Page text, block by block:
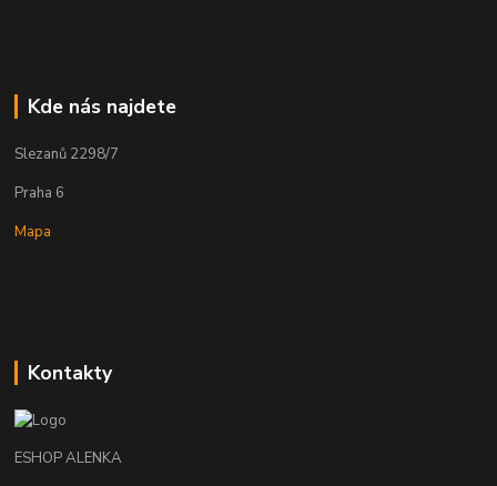
Kde nás najdete
Slezanů 2298/7
Praha 6
Mapa
Kontakty
ESHOP ALENKA